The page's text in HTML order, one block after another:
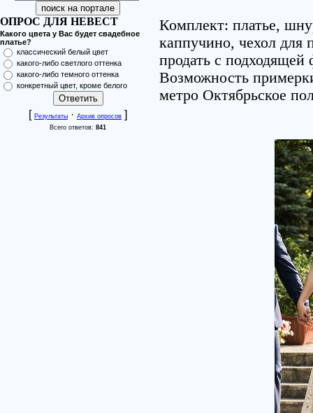
ОПРОС ДЛЯ НЕВЕСТ
Какого цвета у Вас будет свадебное
платье?
классический белый цвет
какого-либо светлого оттенка
какого-либо темного оттенка
конкретный цвет, кроме белого
[ Результаты · Архив опросов ]
Всего ответов: 841
Комплект: платье,
каппучино, чехол для
продать с подходящей
Возможность
метро Октябрьское